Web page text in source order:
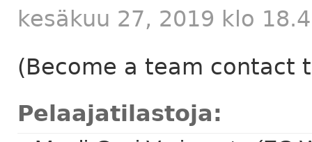
kesäkuu 27, 2019 klo
(Become a team contact
Pelaajatilastoja: